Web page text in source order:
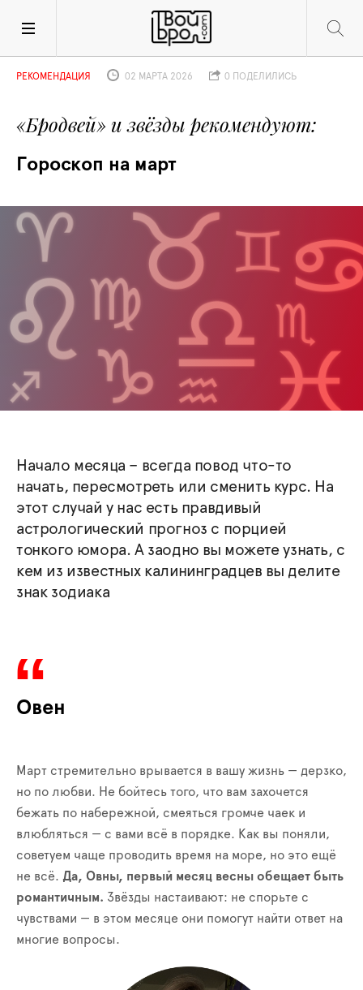
«Бродвей» и звёзды рекомендуют
Гороскоп на март
РЕКОМЕНДАЦИЯ 02 МАРТА 2026 0 ПОДЕЛИЛИСЬ
Начало месяца – всегда повод что-то
начать, пересмотреть или сменить курс. На
этот случай у нас есть правдивый
астрологический прогноз с порцией
тонкого юмора. А заодно вы можете узнать, с
кем из известных калининградцев вы делите
знак зодиака
Овен
Март стремительно врывается в вашу жизнь — дерзко,
но по любви. Не бойтесь того, что вам захочется
бежать по набережной, смеяться громче чаек и
влюбляться — с вами всё в порядке. Как вы поняли,
советуем чаще проводить время на море, но это ещё
не всё. Да, Овны, первый месяц весны обещает быть
романтичным. Звёзды настаивают: не спорьте с
чувствами — в этом месяце они помогут найти ответ на
многие вопросы.